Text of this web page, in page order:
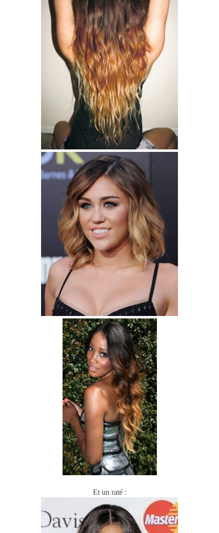
Et un raté :